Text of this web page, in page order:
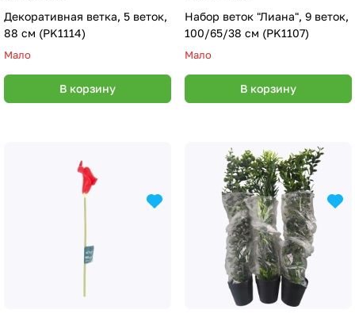
Декоративная ветка, 5 веток,
88 см (PK1114)
Мало
В корзину
Набор веток "Лиана", 9 веток,
100/65/38 см (PK1107)
Мало
В корзину